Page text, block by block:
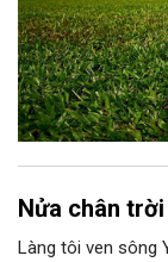
Nửa chân
Làng tôi ven sông